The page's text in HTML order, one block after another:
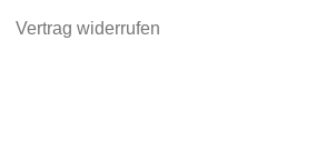
Vertrag widerrufen